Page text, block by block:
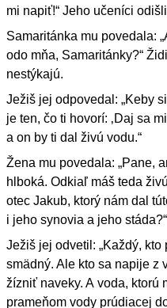
mi napiť!“ Jeho učeníci
Samaritánka mu povedala:
odo mňa, Samaritánky?“
nestýkajú.
Ježiš jej odpovedal: „Keby
je ten, čo ti hovorí: ‚Daj sa
a on by ti dal živú vodu.“
Žena mu povedala: „Pane,
hlboká. Odkiaľ máš teda
otec Jakub, ktorý nám dal
i jeho synovia a jeho stáda?“
Ježiš jej odvetil: „Každý,
smädný. Ale kto sa napije z
žízniť naveky. A voda, ktorú
prameňom vody prúdiacej